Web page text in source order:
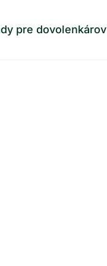
pre dovolenkárov